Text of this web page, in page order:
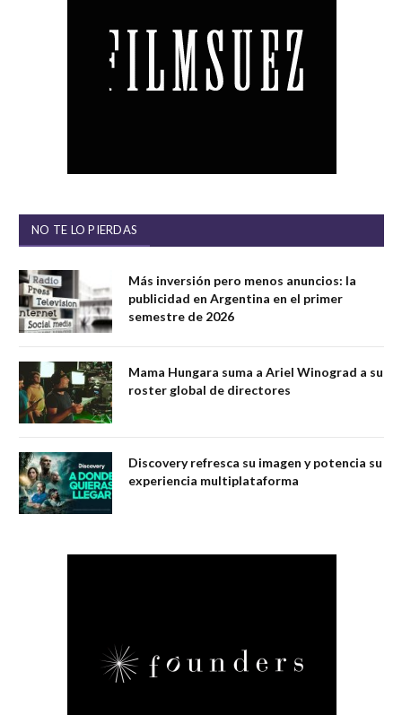
NO TE LO PIERDAS
Más inversión pero menos anuncios: la
publicidad en Argentina en el primer
semestre de 2026
Mama Hungara suma a Ariel Winograd a su
roster global de directores
Discovery refresca su imagen y potencia su
experiencia multiplataforma